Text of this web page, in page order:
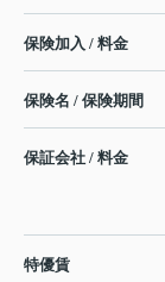
保険加入 / 料金
保険名 / 保険期間
保証会社 / 料金
特優賃